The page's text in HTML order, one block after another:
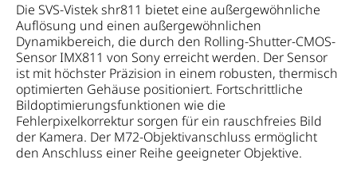
Die SVS-Vistek shr811 bietet eine außergewöhnliche
Auflösung und einen außergewöhnlichen
Dynamikbereich, die durch den Rolling-Shutter-CMOS-
Sensor IMX811 von Sony erreicht werden. Der Sensor
ist mit höchster Präzision in einem robusten, thermisch
optimierten Gehäuse positioniert. Fortschrittliche
Bildoptimierungsfunktionen wie die
Fehlerpixelkorrektur sorgen für ein rauschfreies Bild
der Kamera. Der M72-Objektivanschluss ermöglicht
den Anschluss einer Reihe geeigneter Objektive.